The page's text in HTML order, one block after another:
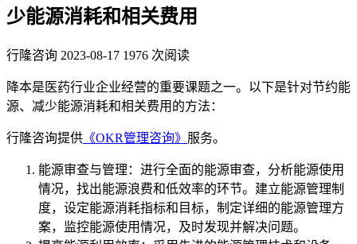
少能源消耗和相关费用
行隆咨询 2023-08-17 1976 次阅读
降本是医药行业企业经营的重要课题之一。以下是针对节约能
源、减少能源消耗和相关费用的方法：
行隆咨询提供 《OKR管理咨询》 服务。
能源审查与管理：进行全面的能源审查，分析能源使用
情况，找出能源浪费和低效率的环节。建立能源管理制
度，设定能源消耗指标和目标，制定详细的能源管理方
案，监控能源使用情况，及时发现并解决问题。